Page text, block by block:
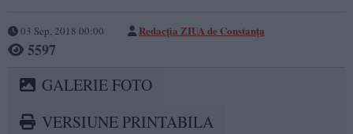
03 Sep, 2018 00:00 Redacţia ZIUA de Constanţa
5597
GALERIE FOTO
VERSIUNE PRINTABILA